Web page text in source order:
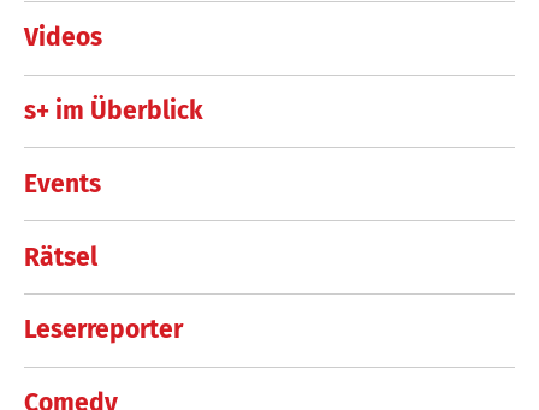
Videos
s+ im Überblick
Events
Rätsel
Leserreporter
Comedy